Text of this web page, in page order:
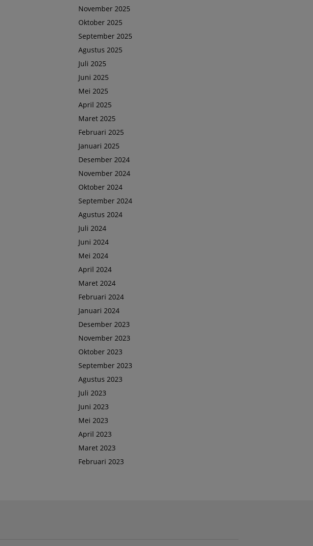
November 2025
Oktober 2025
September 2025
Agustus 2025
Juli 2025
Juni 2025
Mei 2025
April 2025
Maret 2025
Februari 2025
Januari 2025
Desember 2024
November 2024
Oktober 2024
September 2024
Agustus 2024
Juli 2024
Juni 2024
Mei 2024
April 2024
Maret 2024
Februari 2024
Januari 2024
Desember 2023
November 2023
Oktober 2023
September 2023
Agustus 2023
Juli 2023
Juni 2023
Mei 2023
April 2023
Maret 2023
Februari 2023